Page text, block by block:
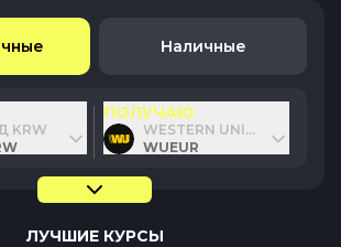
Наличные
KRW
ПОЛУЧАЮ
WESTERN UNION EUR
WUEUR
ЛУЧШИЕ КУРСЫ